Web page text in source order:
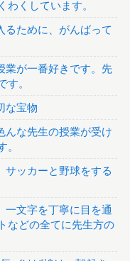
わくしています。
るために、がんばって
業が一番好きです。先
す。
な宝物
んな先生の授業が受け
。
サッカーと野球をする
一文字を丁寧に目を通
などの全てに先生方の